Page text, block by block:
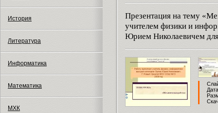
История
Литература
Информатика
Математика
МХК
Презентация на тему
учителем физики и
Юрием Николаевичем